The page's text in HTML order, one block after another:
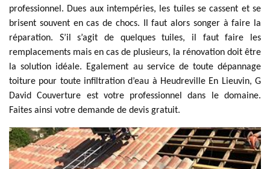
professionnel. Dues aux intempéries, les tuiles se cassent et se
brisent souvent en cas de chocs. Il faut alors songer à faire la
réparation. S’il s’agit de quelques tuiles, il faut faire les
remplacements mais en cas de plusieurs, la rénovation doit être
la solution idéale. Egalement au service de toute dépannage
toiture pour toute infiltration d’eau à Heudreville En Lieuvin, G
David Couverture est votre professionnel dans le domaine.
Faites ainsi votre demande de devis gratuit.